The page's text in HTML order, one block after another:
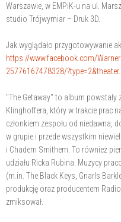
Warszawie, w EMPiK-u na ul.
studio Trójwymiar – Druk 3D.
Jak wyglądało przygotowywanie
https://www.facebook.com/
25776167478328/?type=2&theater.
"The Getaway" to album
Klinghoffera, który w trakcie prac
członkiem zespołu od niedawna,
w grupie i przede wszystkim
i Chadem Smithem. To również
udziału Ricka Rubina. Muzycy
(m.in. The Black Keys, Gnarls
produkcję oraz producentem
zmiksował.